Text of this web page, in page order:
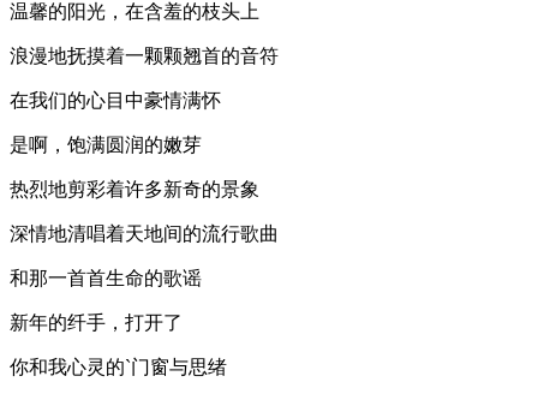
温馨的阳光，在含羞的枝头上
浪漫地抚摸着一颗颗翘首的音符
在我们的心目中豪情满怀
是啊，饱满圆润的嫩芽
热烈地剪彩着许多新奇的景象
深情地清唱着天地间的流行歌曲
和那一首首生命的歌谣
新年的纤手，打开了
你和我心灵的`门窗与思绪